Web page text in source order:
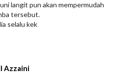
langit pun akan mempermudah
tersebut.
selalu kek
Azzaini